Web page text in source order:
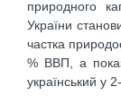
природного
України
частка
% ВВП, а
український у